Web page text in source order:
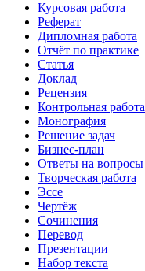
Курсовая работа
Реферат
Дипломная работа
Отчёт по практике
Статья
Доклад
Рецензия
Контрольная работа
Монография
Решение задач
Бизнес-план
Ответы на вопросы
Творческая работа
Эссе
Чертёж
Сочинения
Перевод
Презентации
Набор текста